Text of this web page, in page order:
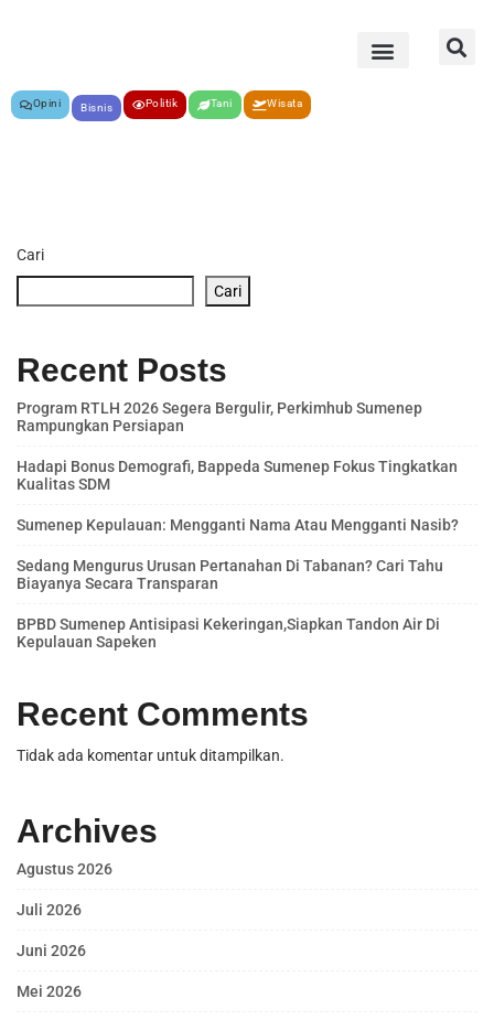
Opini Bisnis Politik Tani Wisata
Cari
Cari
Recent Posts
Program RTLH 2026 Segera Bergulir, Perkimhub Sumenep
Rampungkan Persiapan
Hadapi Bonus Demografi, Bappeda Sumenep Fokus Tingkatkan
Kualitas SDM
Sumenep Kepulauan: Mengganti Nama Atau Mengganti Nasib?
Sedang Mengurus Urusan Pertanahan Di Tabanan? Cari Tahu
Biayanya Secara Transparan
BPBD Sumenep Antisipasi Kekeringan,Siapkan Tandon Air Di
Kepulauan Sapeken
Recent Comments
Tidak ada komentar untuk ditampilkan.
Archives
Agustus 2026
Juli 2026
Juni 2026
Mei 2026